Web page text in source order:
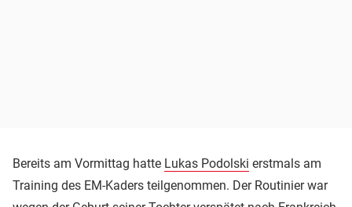
Bereits am Vormittag hatte Lukas Podolski erstmals am
Training des EM-Kaders teilgenommen. Der Routinier war